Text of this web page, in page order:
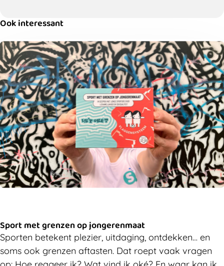
Ook interessant
Sport met grenzen op jongerenmaat
Sporten betekent plezier, uitdaging, ontdekken… en
soms ook grenzen aftasten. Dat roept vaak vragen